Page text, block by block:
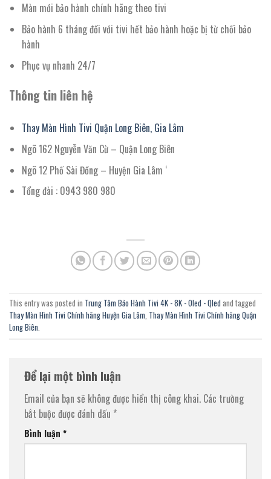
Màn mới bảo hành chính hãng theo tivi
Bảo hành 6 tháng đối với tivi hết bảo hành hoặc bị từ chối bảo
hành
Phục vụ nhanh 24/7
Thông tin liên hệ
Thay Màn Hình Tivi Quận Long Biên, Gia Lâm
Ngõ 162 Nguyễn Văn Cừ – Quận Long Biên
Ngõ 12 Phố Sài Đồng – Huyện Gia Lâm ‘
Tổng đài : 0943 980 980
This entry was posted in Trung Tâm Bảo Hành Tivi 4K - 8K - Oled - Qled and tagged
Thay Màn Hình Tivi Chính hãng Huyện Gia Lâm, Thay Màn Hình Tivi Chính hãng Quận
Long Biên.
Để lại một bình luận
Email của bạn sẽ không được hiển thị công khai. Các trường
bắt buộc được đánh dấu *
Bình luận *